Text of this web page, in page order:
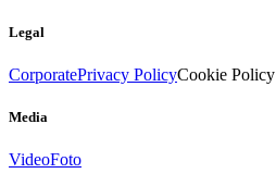
Legal
CorporatePrivacy PolicyCookie Policy
Media
VideoFoto